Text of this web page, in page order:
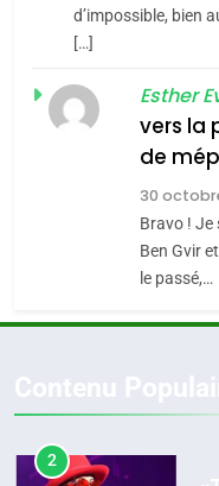
d’impossible, bien
[…]
Esther
vers la
de
30
Bravo !
Ben Gvir
le passé,…
2